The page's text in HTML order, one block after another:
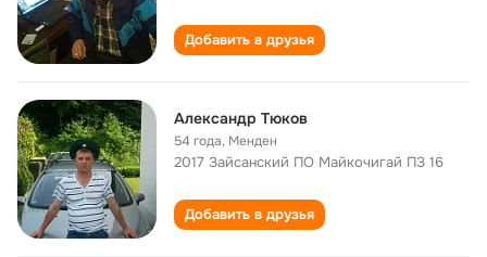
Добавить в друзья
Александр Tюков
54 года, Менден
2017 Зайсанский ПО Майкочигай ПЗ 16
Добавить в друзья